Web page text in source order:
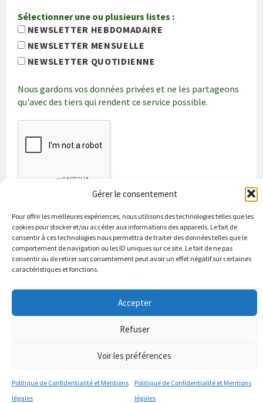
Gérer le consentement
Pour offrir les meilleures expériences, nous utilisons des technologies telles que les
cookies pour stocker et/ou accéder aux informations des appareils. Le fait de
consentir à ces technologies nous permettra de traiter des données telles que le
comportement de navigation ou les ID uniques sur ce site. Le fait de ne pas
consentir ou de retirer son consentement peut avoir un effet négatif sur certaines
caractéristiques et fonctions.
Accepter
Refuser
Voir les préférences
Politique de Confidentialité et Mentions
légales
Politique de Confidentialité et Mentions
légales
Sélectionner une ou plusieurs listes :
NEWSLETTER HEBDOMADAIRE
NEWSLETTER MENSUELLE
NEWSLETTER QUOTIDIENNE
Nous gardons vos données privées et ne les partageons
qu'avec des tiers qui rendent ce service possible.
Bienvenue à Puycapel La municipalité
Actualités
Les bonnes adresses
Contacts & renseignements
Conformité à la loi RGPD
Puycapel.fr utilise des cookies pour améliorer les performance et
votre usage du site web. nous présumons de votre accord pour
le dicte et vous en donne le droit .